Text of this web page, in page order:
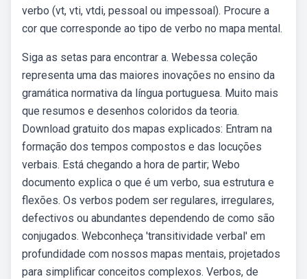
verbo (vt, vti, vtdi, pessoal ou impessoal). Procure a
cor que corresponde ao tipo de verbo no mapa mental.
Siga as setas para encontrar a. Webessa coleção
representa uma das maiores inovações no ensino da
gramática normativa da língua portuguesa. Muito mais
que resumos e desenhos coloridos da teoria.
Download gratuito dos mapas explicados: Entram na
formação dos tempos compostos e das locuções
verbais. Está chegando a hora de partir; Webo
documento explica o que é um verbo, sua estrutura e
flexões. Os verbos podem ser regulares, irregulares,
defectivos ou abundantes dependendo de como são
conjugados. Webconheça 'transitividade verbal' em
profundidade com nossos mapas mentais, projetados
para simplificar conceitos complexos. Verbos, de